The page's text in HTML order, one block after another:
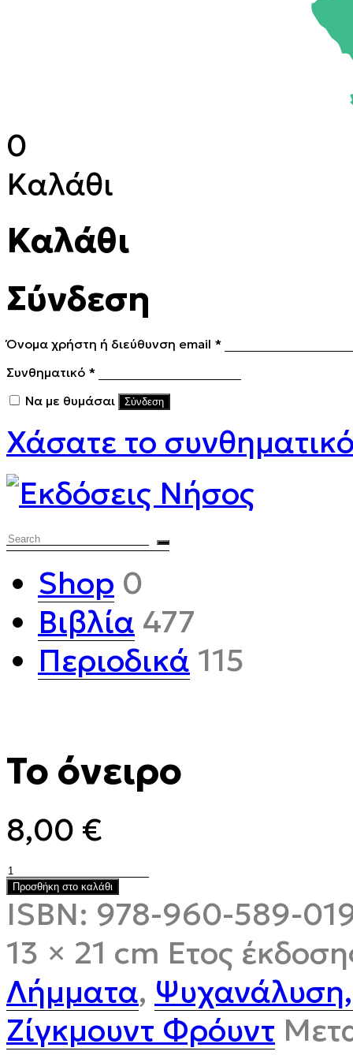
0
Καλάθι
Καλάθι
Σύνδεση
Όνομα χρήστη ή διεύθυνση email *Απαιτείται
Συνθηματικό *Απαιτείται
Να με θυμάσαι
Σύνδεση
Χάσατε το
Shop 0
Βιβλία 477
Περιοδικά 115
Το όνειρο
8,00 €
Το
όνειρο
ποσότητα
Προσθήκη στο καλάθι
ISBN: 978-960-589-
13 × 21 cm Ετος
Λήμματα,
Ζίγκμουντ Φρόυντ